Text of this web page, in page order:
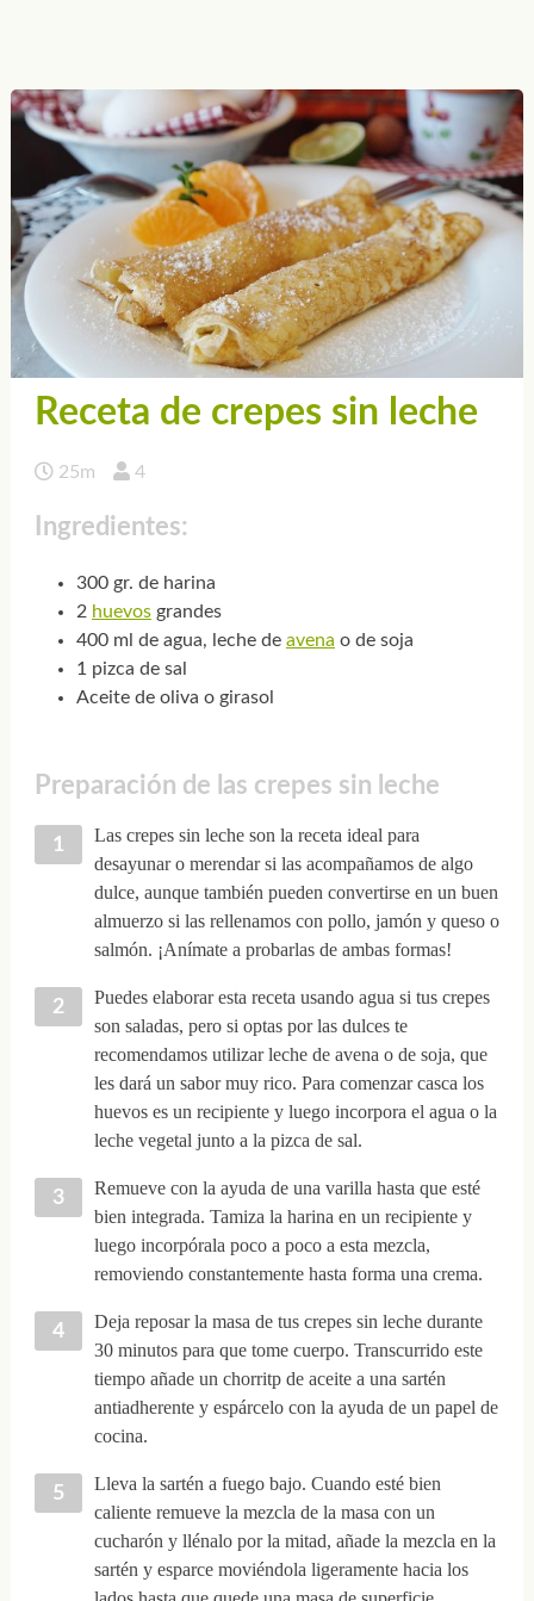
Receta de crepes sin leche
25m 4
Ingredientes:
300 gr. de harina
2 huevosgrandes
400 ml de agua, leche de avena o de soja
1 pizca de sal
Aceite de oliva o girasol
Preparación de las crepes sin leche
Las crepes sin leche son la receta ideal para
desayunar o merendar si las acompañamos de algo
dulce, aunque también pueden convertirse en un buen
almuerzo si las rellenamos con pollo, jamón y queso o
salmón. ¡Anímate a probarlas de ambas formas!
Puedes elaborar esta receta usando agua si tus crepes
son saladas, pero si optas por las dulces te
recomendamos utilizar leche de avena o de soja, que
les dará un sabor muy rico. Para comenzar casca los
huevos es un recipiente y luego incorpora el agua o la
leche vegetal junto a la pizca de sal.
Remueve con la ayuda de una varilla hasta que esté
bien integrada. Tamiza la harina en un recipiente y
luego incorpórala poco a poco a esta mezcla,
removiendo constantemente hasta forma una crema.
Deja reposar la masa de tus crepes sin leche durante
30 minutos para que tome cuerpo. Transcurrido este
tiempo añade un chorritp de aceite a una sartén
antiadherente y espárcelo con la ayuda de un papel de
cocina.
Lleva la sartén a fuego bajo. Cuando esté bien
caliente remueve la mezcla de la masa con un
cucharón y llénalo por la mitad, añade la mezcla en la
sartén y esparce moviéndola ligeramente hacia los